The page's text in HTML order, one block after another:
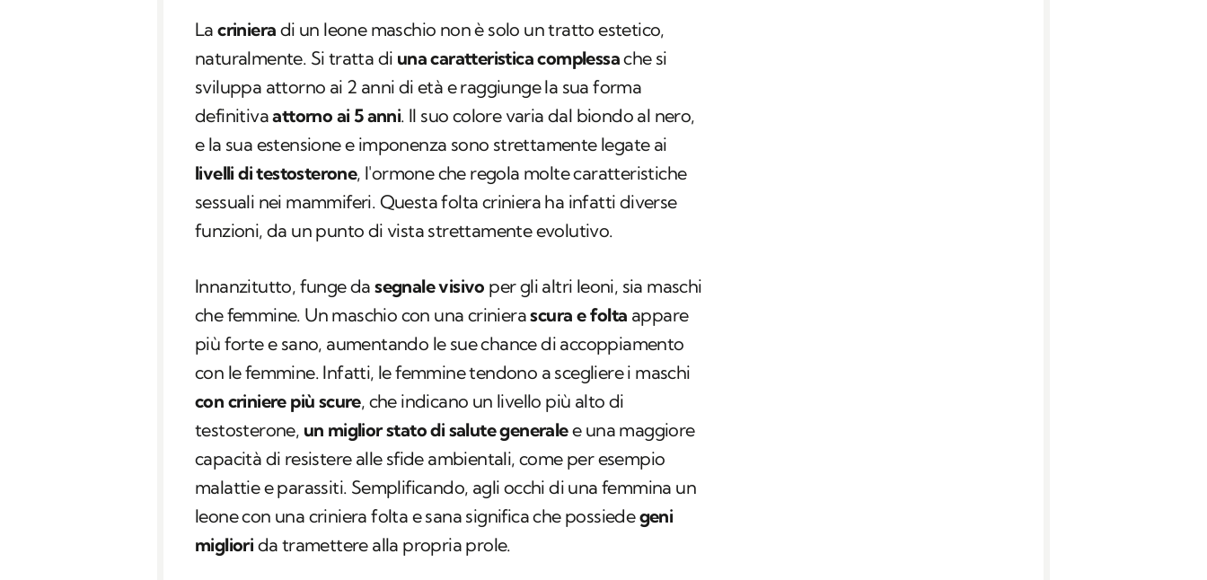
Lacriniera di un leone maschio non è solo un tratto estetico,
naturalmente. Si tratta di una caratteristica complessache si
sviluppa attorno ai 2 anni di età e raggiunge la sua forma
definitivaattorno ai 5 anni. Il suo colore varia dal biondo al nero,
e la sua estensione e imponenza sono strettamente legate ai
livelli di testosterone, l'ormone che regola molte caratteristiche
sessuali nei mammiferi. Questa folta criniera ha infatti diverse
funzioni, da un punto di vista strettamente evolutivo.
Innanzitutto, funge dasegnale visivo per gli altri leoni, sia maschi
che femmine. Un maschio con una crinierascura e folta appare
più forte e sano, aumentando le sue chance di accoppiamento
con le femmine. Infatti, le femmine tendono a scegliere i maschi
con criniere più scure, che indicano un livello più alto di
testosterone, un miglior stato di salute generalee una maggiore
capacità di resistere alle sfide ambientali, come per esempio
malattie e parassiti. Semplificando, agli occhi di una femmina un
leone con una criniera folta e sana significa che possiedegeni
migliori da tramettere alla propria prole.